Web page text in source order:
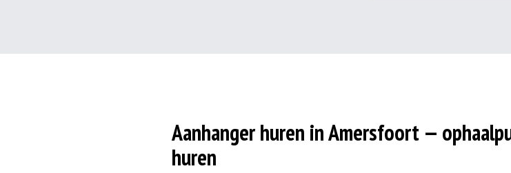
Aanhanger huren in Amersfoort —
huren